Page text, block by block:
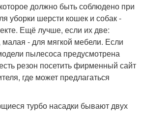
должно быть соблюдено при
уборки шерсти кошек и собак -
Ещё лучше, если их две:
- для мягкой мебели. Если
пылесоса предусмотрена
резон посетить фирменный сайт
где может предлагаться
турбо насадки бывают двух